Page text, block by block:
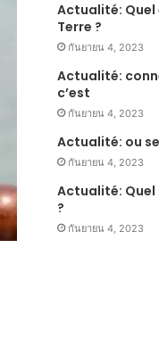
Actualité:
Terre ?
กันยายน 4, 2023
Actualité:
c’est
กันยายน 4, 2023
Actualité: ou
กันยายน 4, 2023
Actualité: Quel
?
กันยายน 4, 2023